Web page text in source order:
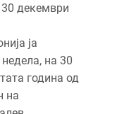
декември
ја
на 30
година од
на